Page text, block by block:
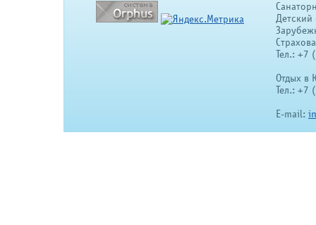
Детский
Тел.: +7
Отдых в
Тел.: +7
E-mail: